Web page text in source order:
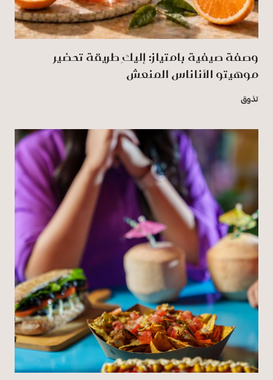
وصفة صيفية بامتياز: إليكِ طريقة تحضير
موهيتو الأناناس المنعش
تذوق